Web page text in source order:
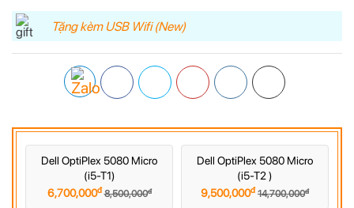
Tặng kèm USB Wifi (New)
Dell OptiPlex 5080 Micro
(i5-T1)
6,700,000đ 8,500,000đ
Dell OptiPlex 5080 Micro
(i5-T2 )
9,500,000đ 14,700,000đ